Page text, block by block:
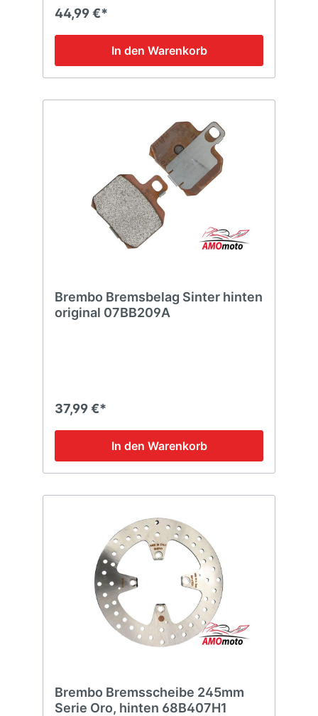
44,99 €*
In den Warenkorb
Brembo Bremsbelag Sinter hinten
original 07BB209A
37,99 €*
In den Warenkorb
Brembo Bremsscheibe 245mm
Serie Oro, hinten 68B407H1